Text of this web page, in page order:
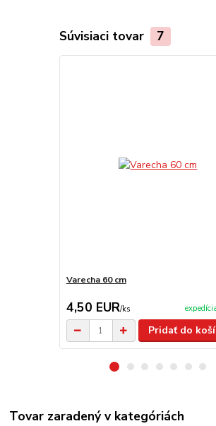
Súvisiaci tovar 7
Varecha 60 cm
4,50 EUR/ks
Pridať do
Tovar zaradený v kategóriách